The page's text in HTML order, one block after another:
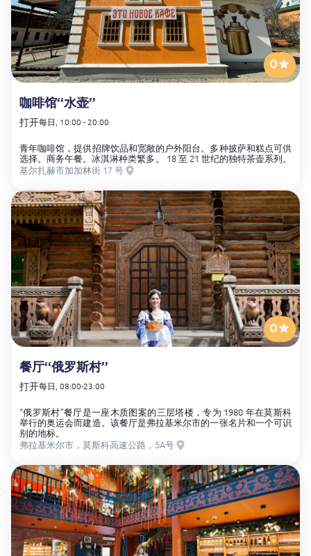
咖啡馆“水壶”
打开每日, 10:00 - 20:00
0
青年咖啡馆，提供招牌饮品和宽敞的户外阳台。多种披萨和糕点可供
选择。商务午餐。冰淇淋种类繁多。 18 至 21 世纪的独特茶壶系列。
基尔扎赫市加加林街 17 号
餐厅“俄罗斯村”
打开每日, 08:00-23:00
0
“俄罗斯村”餐厅是一座木质图案的三层塔楼，专为 1980 年在莫斯科
举行的奥运会而建造。该餐厅是弗拉基米尔市的一张名片和一个可识
别的地标。
弗拉基米尔市，莫斯科高速公路，5A号